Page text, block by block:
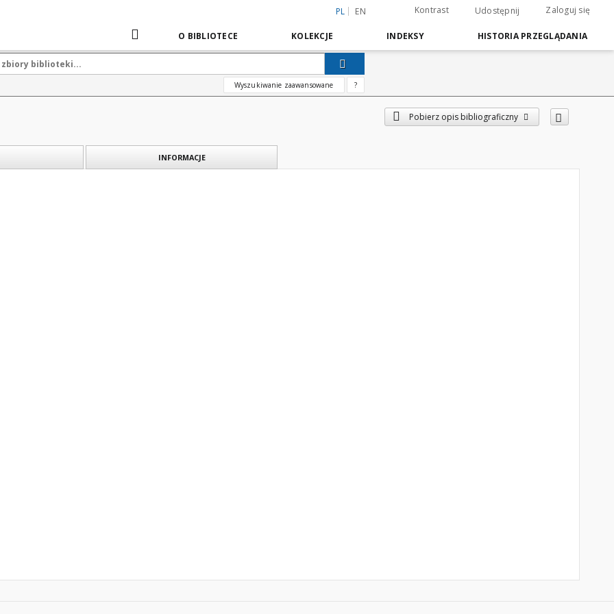
PL EN Kontrast Udostępnij Zaloguj się
O BIBLIOTECE KOLEKCJE INDEKSY HISTORIA PRZEGLĄDANIA
Wyszukiwanie zaawansowane ?
Pobierz opis bibliograficzny
INFORMACJE